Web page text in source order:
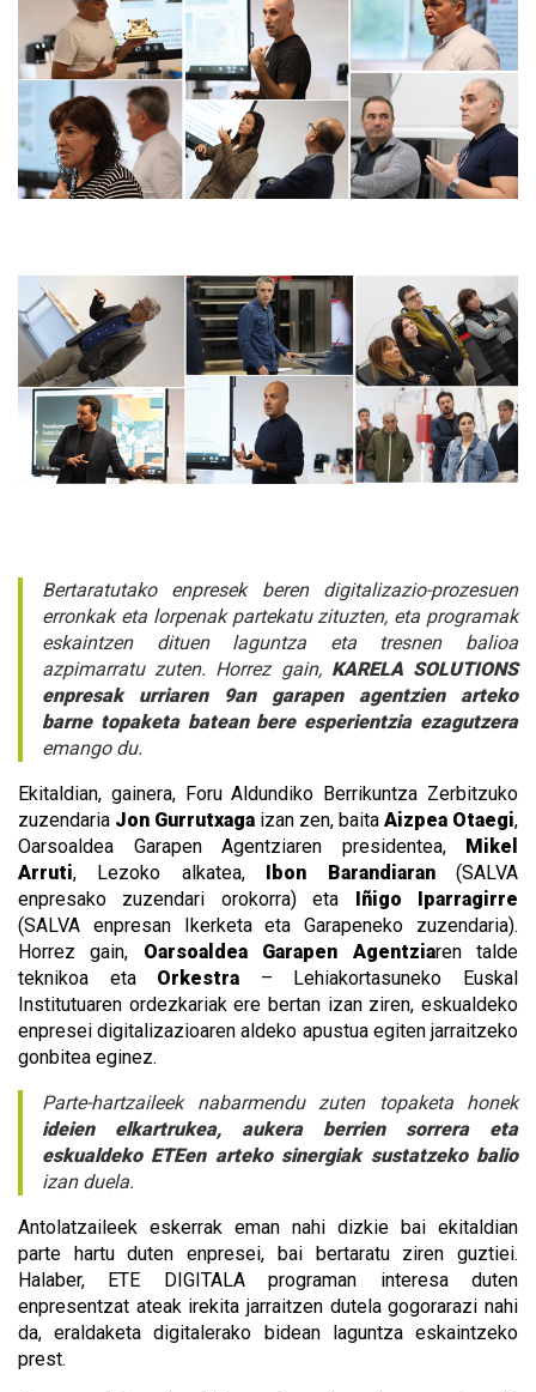
Bertaratutako enpresek beren digitalizazio-prozesuen
erronkak eta lorpenak partekatu zituzten, eta programak
eskaintzen dituen laguntza eta tresnen balioa
azpimarratu zuten. Horrez gain, KARELA SOLUTIONS
enpresak urriaren 9an garapen agentzien arteko
barne topaketa batean bere esperientzia ezagutzera
emango du.
Ekitaldian, gainera, Foru Aldundiko Berrikuntza Zerbitzuko
zuzendaria Jon Gurrutxaga izan zen, baita Aizpea Otaegi,
Oarsoaldea Garapen Agentziaren presidentea, Mikel
Arruti, Lezoko alkatea, Ibon Barandiaran(SALVA
enpresako zuzendari orokorra) eta Iñigo Iparragirre
(SALVA enpresan Ikerketa eta Garapeneko zuzendaria).
Horrez gain, Oarsoaldea Garapen Agentziaren talde
teknikoa eta Orkestra – Lehiakortasuneko Euskal
Institutuaren ordezkariak ere bertan izan ziren, eskualdeko
enpresei digitalizazioaren aldeko apustua egiten jarraitzeko
gonbitea eginez.
Parte-hartzaileek nabarmendu zuten topaketa honek
ideien elkartrukea, aukera berrien sorrera eta
eskualdeko ETEen arteko sinergiak sustatzeko balio
izan duela.
Antolatzaileek eskerrak eman nahi dizkie bai ekitaldian
parte hartu duten enpresei, bai bertaratu ziren guztiei.
Halaber, ETE DIGITALA programan interesa duten
enpresentzat ateak irekita jarraitzen dutela gogorarazi nahi
da, eraldaketa digitalerako bidean laguntza eskaintzeko
prest.